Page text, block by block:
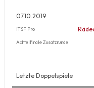
07.10.2019
ITSF Pro
Achtelfinale Zusatzrunde
Letzte Doppelspiele